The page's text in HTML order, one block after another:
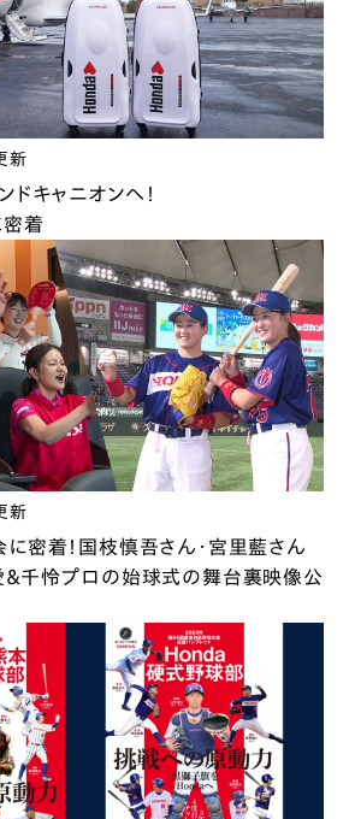
新
キャニオンへ！
密着
新
密着！国枝慎吾さん・宮里藍さん
千怜プロの始球式の舞台裏映像公